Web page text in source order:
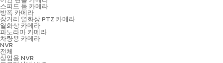
스피드 돔 카메라
방폭 카메라
장거리 열화상 PTZ 카메라
열화상 카메라
파노라마 카메라
차량용 카메라
NVR
전체
상업용 NVR